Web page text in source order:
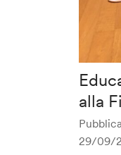
alla
29/09/